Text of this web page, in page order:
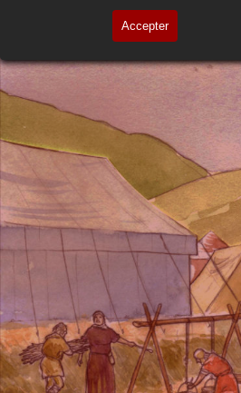
Accepter